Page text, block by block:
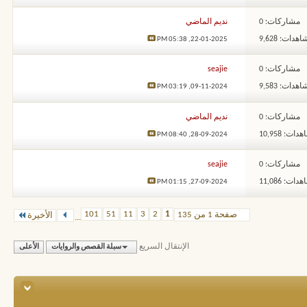
مشاركات: 0
9,628
نديم الماضي
22-01-2025,
05:38 PM
مشاركات: 0
9,583
seajie
09-11-2024,
03:19 PM
مشاركات: 0
10,958
نديم الماضي
28-09-2024,
08:40 PM
مشاركات: 0
11,086
seajie
27-09-2024,
01:15 PM
صفحة 1 من 135 1
2
3
11
51
101
... الأخيرة
الإنتقال السريع سبلة القصص والروايات الأعلى